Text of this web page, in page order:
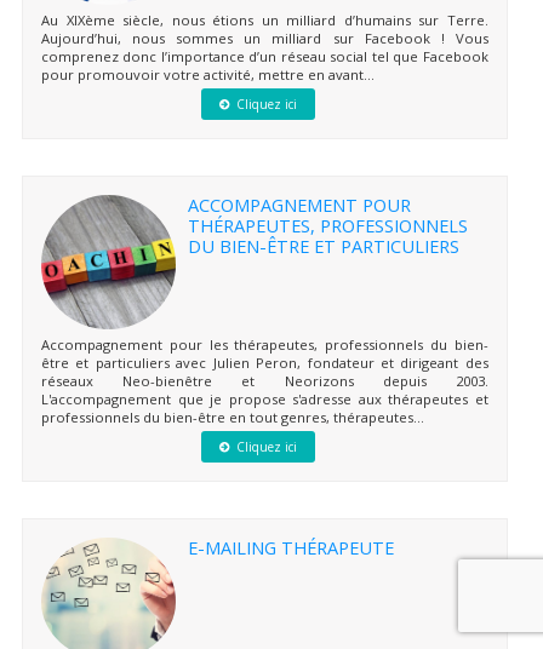
Au XIXème siècle, nous étions un milliard d’humains sur Terre.
Aujourd’hui, nous sommes un milliard sur Facebook ! Vous
comprenez donc l’importance d’un réseau social tel que Facebook
pour promouvoir votre activité, mettre en avant...
Cliquez ici
ACCOMPAGNEMENT POUR
THÉRAPEUTES, PROFESSIONNELS
DU BIEN-ÊTRE ET PARTICULIERS
Accompagnement pour les thérapeutes, professionnels du bien-
être et particuliers avec Julien Peron, fondateur et dirigeant des
réseaux Neo-bienêtre et Neorizons depuis 2003.
L'accompagnement que je propose s'adresse aux thérapeutes et
professionnels du bien-être en tout genres, thérapeutes...
Cliquez ici
E-MAILING THÉRAPEUTE